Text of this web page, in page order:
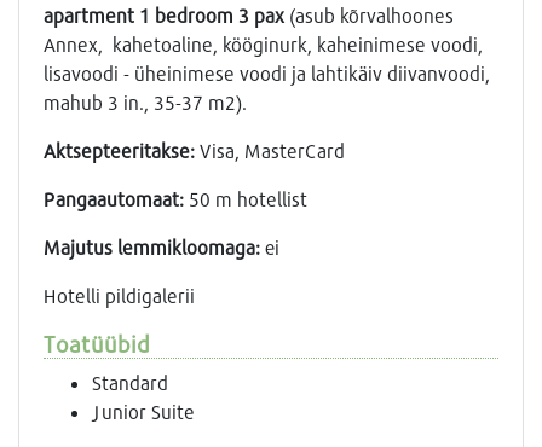
apartment 1 bedroom 3 pax (asub kõrvalhoones
Annex, kahetoaline, kööginurk, kaheinimese voodi,
lisavoodi - üheinimese voodi ja lahtikäiv diivanvoodi,
mahub 3 in., 35-37 m2).
Aktsepteeritakse: Visa, MasterCard
Pangaautomaat: 50 m hotellist
Majutus lemmikloomaga: еi
Hotelli pildigalerii
Toatüübid
Standard
Junior Suite